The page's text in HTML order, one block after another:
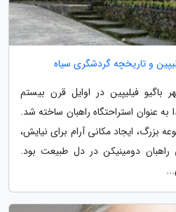
و تاریخچه گردشگری سیاه
باگیو فیلیپین در اوایل قرن بیستم
عنوان استراحتگاه راهبان ساخته شد.
بزرگ، ایجاد مکانی آرام برای نیایش،
راهبان دومینیکن در دل طبیعت بود.